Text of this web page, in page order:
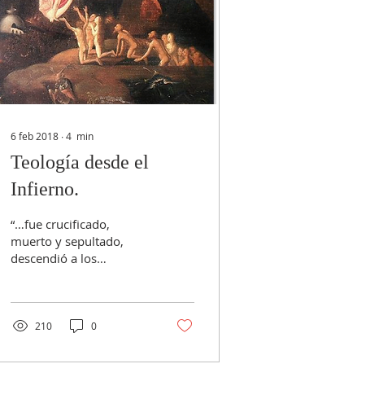
6 feb 2018 ∙4 min
Teología desde el
Infierno.
“…fue crucificado,
muerto y sepultado,
descendió a los
Teología, en la...
210 0